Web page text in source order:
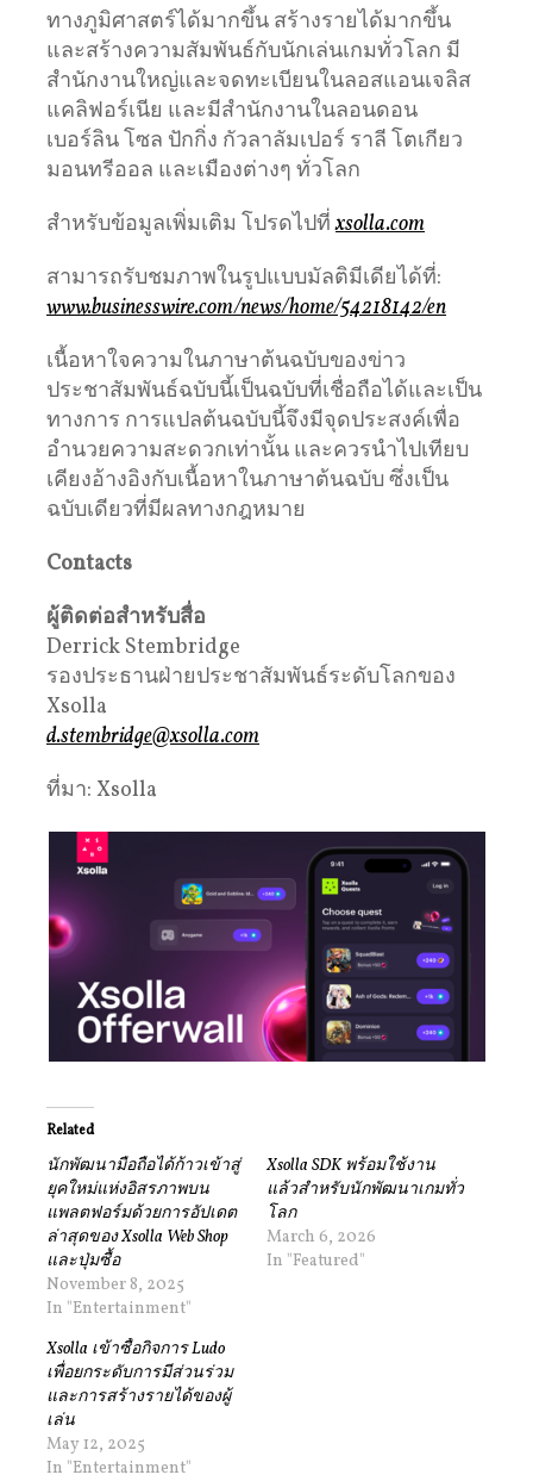
ทางภูมิศาสตร์ได้มากขึ้น สร้างรายได้มากขึ้น
และสร้างความสัมพันธ์กับนักเล่นเกมทั่วโลก มี
สำนักงานใหญ่และจดทะเบียนในลอสแอนเจลิส
แคลิฟอร์เนีย และมีสำนักงานในลอนดอน
เบอร์ลิน โซล ปักกิ่ง กัวลาลัมเปอร์ ราลี โตเกียว
มอนทรีออล และเมืองต่างๆ ทั่วโลก
สำหรับข้อมูลเพิ่มเติม โปรดไปที่xsolla.com
สามารถรับชมภาพในรูปแบบมัลติมีเดียได้ที่:
www.businesswire.com/news/home/54218142/en
เนื้อหาใจความในภาษาต้นฉบับของข่าว
ประชาสัมพันธ์ฉบับนี้เป็นฉบับที่เชื่อถือได้และเป็น
ทางการ การแปลต้นฉบับนี้จึงมีจุดประสงค์เพื่อ
อำนวยความสะดวกเท่านั้น และควรนำไปเทียบ
เคียงอ้างอิงกับเนื้อหาในภาษาต้นฉบับ ซึ่งเป็น
ฉบับเดียวที่มีผลทางกฎหมาย
Contacts
ผู้ติดต่อสำหรับสื่อ
Derrick Stembridge
รองประธานฝ่ายประชาสัมพันธ์ระดับโลกของ
Xsolla
d.stembridge@xsolla.com
ที่มา: Xsolla
Related
นักพัฒนามือถือได้ก้าวเข้าสู่
ยุคใหม่แห่งอิสรภาพบน
แพลตฟอร์มด้วยการอัปเดต
ล่าสุดของ Xsolla Web Shop
และปุ่มซื้อ
November 8, 2025
In "Entertainment"
Xsolla SDK พร้อมใช้งาน
แล้วสำหรับนักพัฒนาเกมทั่ว
โลก
March 6, 2026
In "Featured"
Xsolla เข้าซื้อกิจการ Ludo
เพื่อยกระดับการมีส่วนร่วม
และการสร้างรายได้ของผู้
เล่น
May 12, 2025
In "Entertainment"